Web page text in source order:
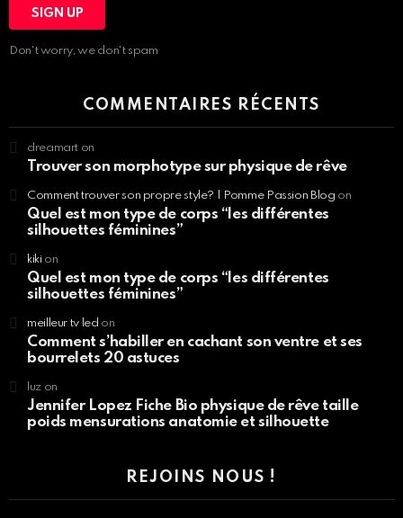
Don't worry, we don't spam
COMMENTAIRES RÉCENTS
dreamart on
Trouver son morphotype sur physique de rêve
Comment trouver son propre style? | Pomme Passion Blog on
Quel est mon type de corps “les différentes
silhouettes féminines”
kikion
Quel est mon type de corps “les différentes
silhouettes féminines”
meilleur tv led on
Comment s’habiller en cachant son ventre et ses
bourrelets 20 astuces
luzon
Jennifer Lopez Fiche Bio physique de rêve taille
poids mensurations anatomie et silhouette
REJOINS NOUS !